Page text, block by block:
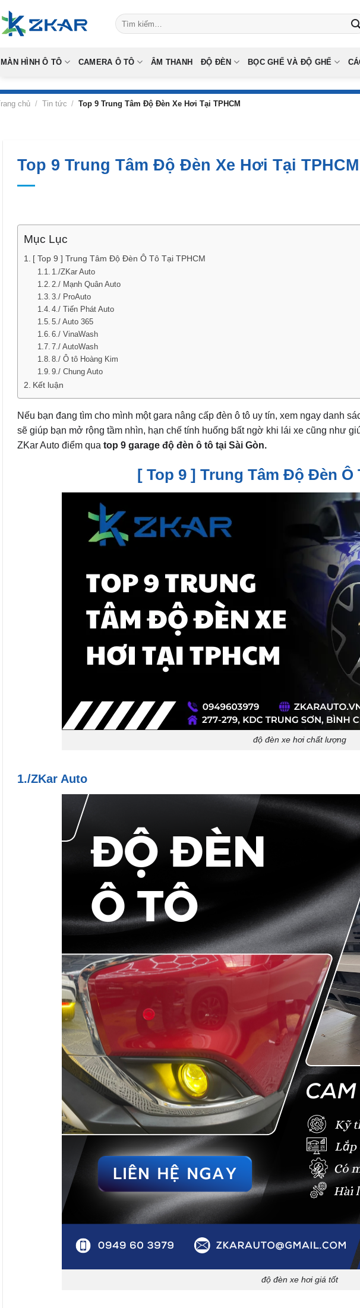
to
content
Tìm
kiếm:
MÀN HÌNH Ô TÔ CAMERA Ô TÔ ÂM THANH ĐỘ ĐÈN BỌC GHẾ VÀ ĐỘ GHẾ
chủ / Tin tức / Top 9 Trung Tâm Độ Đèn Xe Hơi Tại TPHCM
Top 9 Trung Tâm Độ Đèn Xe Hơi Tại TPHCM
Mục Lục
[ Top 9 ] Trung Tâm Độ Đèn Ô Tô Tại TPHCM
1./ZKar Auto
2./ Mạnh Quân Auto
3./ ProAuto
4./ Tiến Phát Auto
5./ Auto 365
6./ VinaWash
7./ AutoWash
8./ Ô tô Hoàng Kim
9./ Chung Auto
Kết luận
Nếu bạn đang tìm cho mình một gara nâng cấp đèn ô tô uy tín, xem ngay danh
sẽ giúp bạn mở rộng tầm nhìn, hạn chế tính huống bất ngờ khi lái xe cũng như
ZKar Auto điểm qua top 9 garage độ đèn ô tô tại Sài Gòn.
[ Top 9 ] Trung Tâm Độ Đèn Ô
độ đèn xe hơi chất lượng
1./ZKar Auto
độ đèn xe hơi giá tốt